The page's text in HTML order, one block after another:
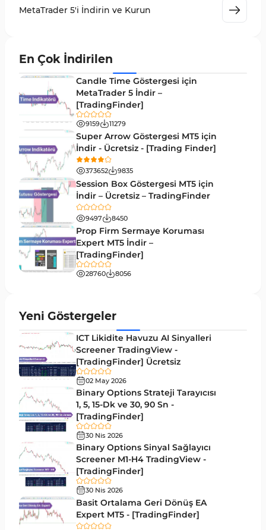
MetaTrader 5 için Volume Profile Göstergeleri 2
Binary Options MT5 Göstergeleri
M1-M5 Zaman Dilimleri MT5 Göstergeler
ICT MT5 Göstergeleri
MetaTrader 5 için VWAP Göstergeleri
Emtia MT5 Göstergeleri
MetaTrader 5’te Drawdown Göstergeleri
Pivot and Fraktallar MT5 Göstergeleri
Forward MT5 Göstergeleri
Elliott Dalga Teorisi MT5 Göstergeleri
Bantlar ve Kanallar MT5 Göstergeleri
Giriş ve Çıkış MT5 Göstergeleri
Hacim MT5 Göstergeleri
Gecikmeli MT5 Göstergeleri
Swing Trading MT5 Göstergeleri
Para Birimi Gücü MT5 Göstergeleri
Momentum Göstergeleri MT5 için
Ticaret döngüleri MT5 Göstergeleri
M15-M30 Zaman Dilimleri MT5 Göstergeler
Öncü MT5 Göstergeleri
Günlük-Haftalık Zaman Dilimleri MT5 Göstergeler
MetaTrader 5'i İndirin ve Kurun
En Çok İndirilen
Candle Time Göstergesi için
MetaTrader 5 İndir –
[TradingFinder]
9159 11279
Super Arrow Göstergesi MT5 için
İndir - Ücretsiz - [Trading Finder]
373652 9835
Session Box Göstergesi MT5 için
İndir – Ücretsiz – TradingFinder
9497 8450
Prop Firm Sermaye Koruması
Expert MT5 İndir –
[TradingFinder]
28760 8056
Yeni Göstergeler
ICT Likidite Havuzu AI Sinyalleri
Screener TradingView -
[TradingFinder] Ücretsiz
02 May 2026
Binary Options Strateji Tarayıcısı
1, 5, 15-Dk ve 30, 90 Sn -
[TradingFinder]
30 Nis 2026
Binary Options Sinyal Sağlayıcı
Screener M1-H4 TradingView -
[TradingFinder]
30 Nis 2026
Basit Ortalama Geri Dönüş EA
Expert MT5 - [TradingFinder]